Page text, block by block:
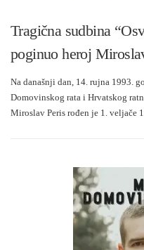
Tragična sudbina
poginuo heroj
Na današnji dan, 14. rujna 1993.
Domovinskog rata i Hrvatskog
Miroslav Peris rođen je 1. veljače